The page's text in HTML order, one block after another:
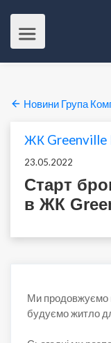
Новини Група
ЖК Greenville
23.05.2022
Старт
в ЖК
Ми продовжуємо
будуємо житло